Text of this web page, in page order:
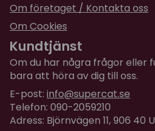
Om företaget / Kontakta oss
Om Cookies
Kundtjänst
Om du har några frågor eller
bara att höra av dig till oss.
E-post: info@supercat.se
Telefon: 090-2059210
Adress: Björnvägen 11, 906 40